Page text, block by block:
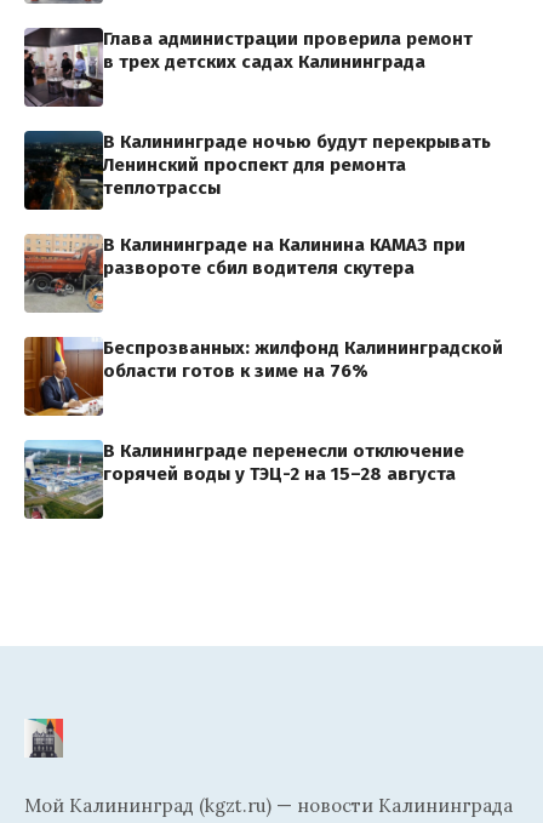
Глава администрации проверила ремонт
в трех детских садах Калининграда
В Калининграде ночью будут перекрывать
Ленинский проспект для ремонта
теплотрассы
В Калининграде на Калинина КАМАЗ при
развороте сбил водителя скутера
Беспрозванных: жилфонд Калининградской
области готов к зиме на 76%
В Калининграде перенесли отключение
горячей воды у ТЭЦ-2 на 15–28 августа
Мой Калининград (kgzt.ru) — новости Калининграда